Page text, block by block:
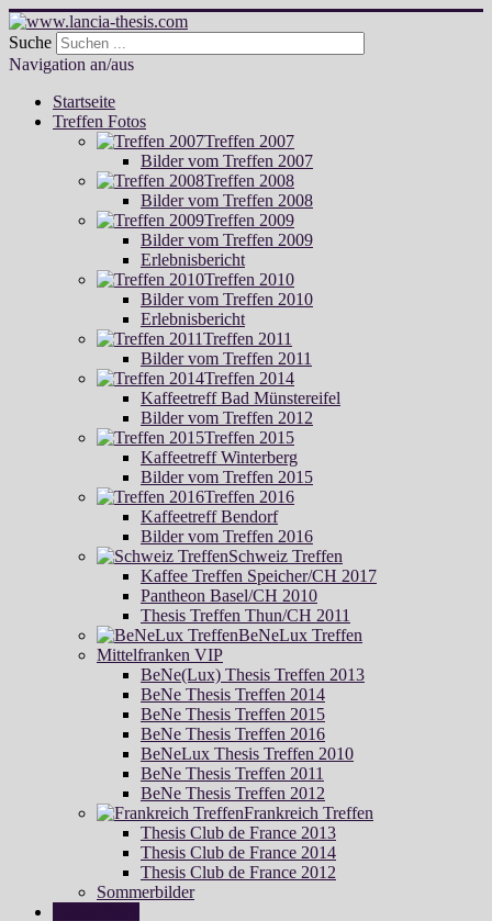
Suche
Navigation an/aus
Startseite
Treffen Fotos
Treffen 2007
Bilder vom Treffen 2007
Treffen 2008
Bilder vom Treffen 2008
Treffen 2009
Bilder vom Treffen 2009
Erlebnisbericht
Treffen 2010
Bilder vom Treffen 2010
Erlebnisbericht
Treffen 2011
Bilder vom Treffen 2011
Treffen 2014
Kaffeetreff Bad Münstereifel
Bilder vom Treffen 2012
Treffen 2015
Kaffeetreff Winterberg
Bilder vom Treffen 2015
Treffen 2016
Kaffeetreff Bendorf
Bilder vom Treffen 2016
Schweiz Treffen
Kaffee Treffen Speicher/CH 2017
Pantheon Basel/CH 2010
Thesis Treffen Thun/CH 2011
BeNeLux Treffen
Mittelfranken VIP
BeNe(Lux) Thesis Treffen 2013
BeNe Thesis Treffen 2014
BeNe Thesis Treffen 2015
BeNe Thesis Treffen 2016
BeNeLux Thesis Treffen 2010
BeNe Thesis Treffen 2011
BeNe Thesis Treffen 2012
Frankreich Treffen
Thesis Club de France 2013
Thesis Club de France 2014
Thesis Club de France 2012
Sommerbilder